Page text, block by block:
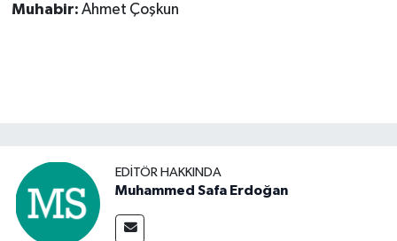
Muhabir: Ahmet Çoşkun
EDITÖR HAKKINDA
Muhammed Safa Erdoğan